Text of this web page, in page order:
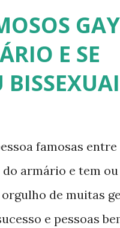
homem. 3) Léo
TV, ao lado de
show "A Fazenda",
- Ariadna
E SE
famosas
armário e tem
de muitas
e pessoas